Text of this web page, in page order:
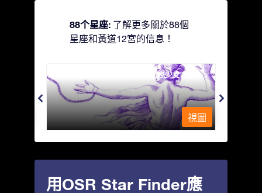
88个星座: 了解更多關於88個
星座和黃道12宮的信息！
Andromeda - 被鐵鍊鎖著的少女
視圖
用OSR Star Finder應